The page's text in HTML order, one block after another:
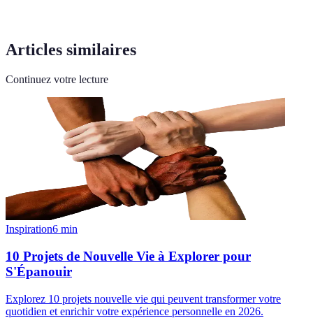
Articles similaires
Continuez votre lecture
Inspiration6 min
10 Projets de Nouvelle Vie à Explorer pour
S'Épanouir
Explorez 10 projets nouvelle vie qui peuvent transformer votre
quotidien et enrichir votre expérience personnelle en 2026.